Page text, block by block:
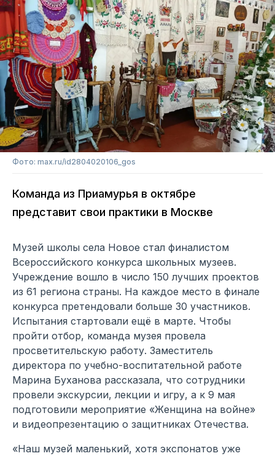
Фото: max.ru/id2804020106_gos
Команда из Приамурья в октябре
представит свои практики в Москве
Музей школы села Новое стал финалистом
Всероссийского конкурса школьных музеев.
Учреждение вошло в число 150 лучших проектов
из 61 региона страны. На каждое место в финале
конкурса претендовали больше 30 участников.
Испытания стартовали ещё в марте. Чтобы
пройти отбор, команда музея провела
просветительскую работу. Заместитель
директора по учебно-воспитательной работе
Марина Буханова рассказала, что сотрудники
провели экскурсии, лекции и игру, а к 9 мая
подготовили мероприятие «Женщина на войне»
и видеопрезентацию о защитниках Отечества.
«Наш музей маленький, хотя экспонатов уже